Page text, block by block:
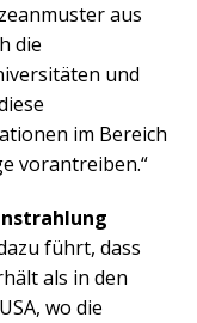
aus
die
und
im Bereich
vorantreiben.“
führt, dass
als in den
wo die